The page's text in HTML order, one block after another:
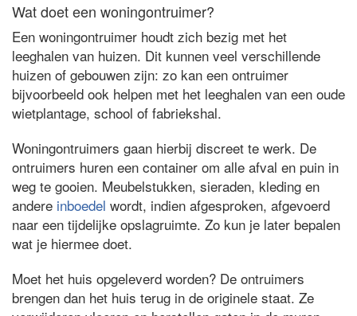
Wat doet een woningontruimer?
Een woningontruimer houdt zich bezig met het
leeghalen van huizen. Dit kunnen veel verschillende
huizen of gebouwen zijn: zo kan een ontruimer
bijvoorbeeld ook helpen met het leeghalen van een oude
wietplantage, school of fabriekshal.
Woningontruimers gaan hierbij discreet te werk. De
ontruimers huren een container om alle afval en puin in
weg te gooien. Meubelstukken, sieraden, kleding en
andere inboedel wordt, indien afgesproken, afgevoerd
naar een tijdelijke opslagruimte. Zo kun je later bepalen
wat je hiermee doet.
Moet het huis opgeleverd worden? De ontruimers
brengen dan het huis terug in de originele staat. Ze